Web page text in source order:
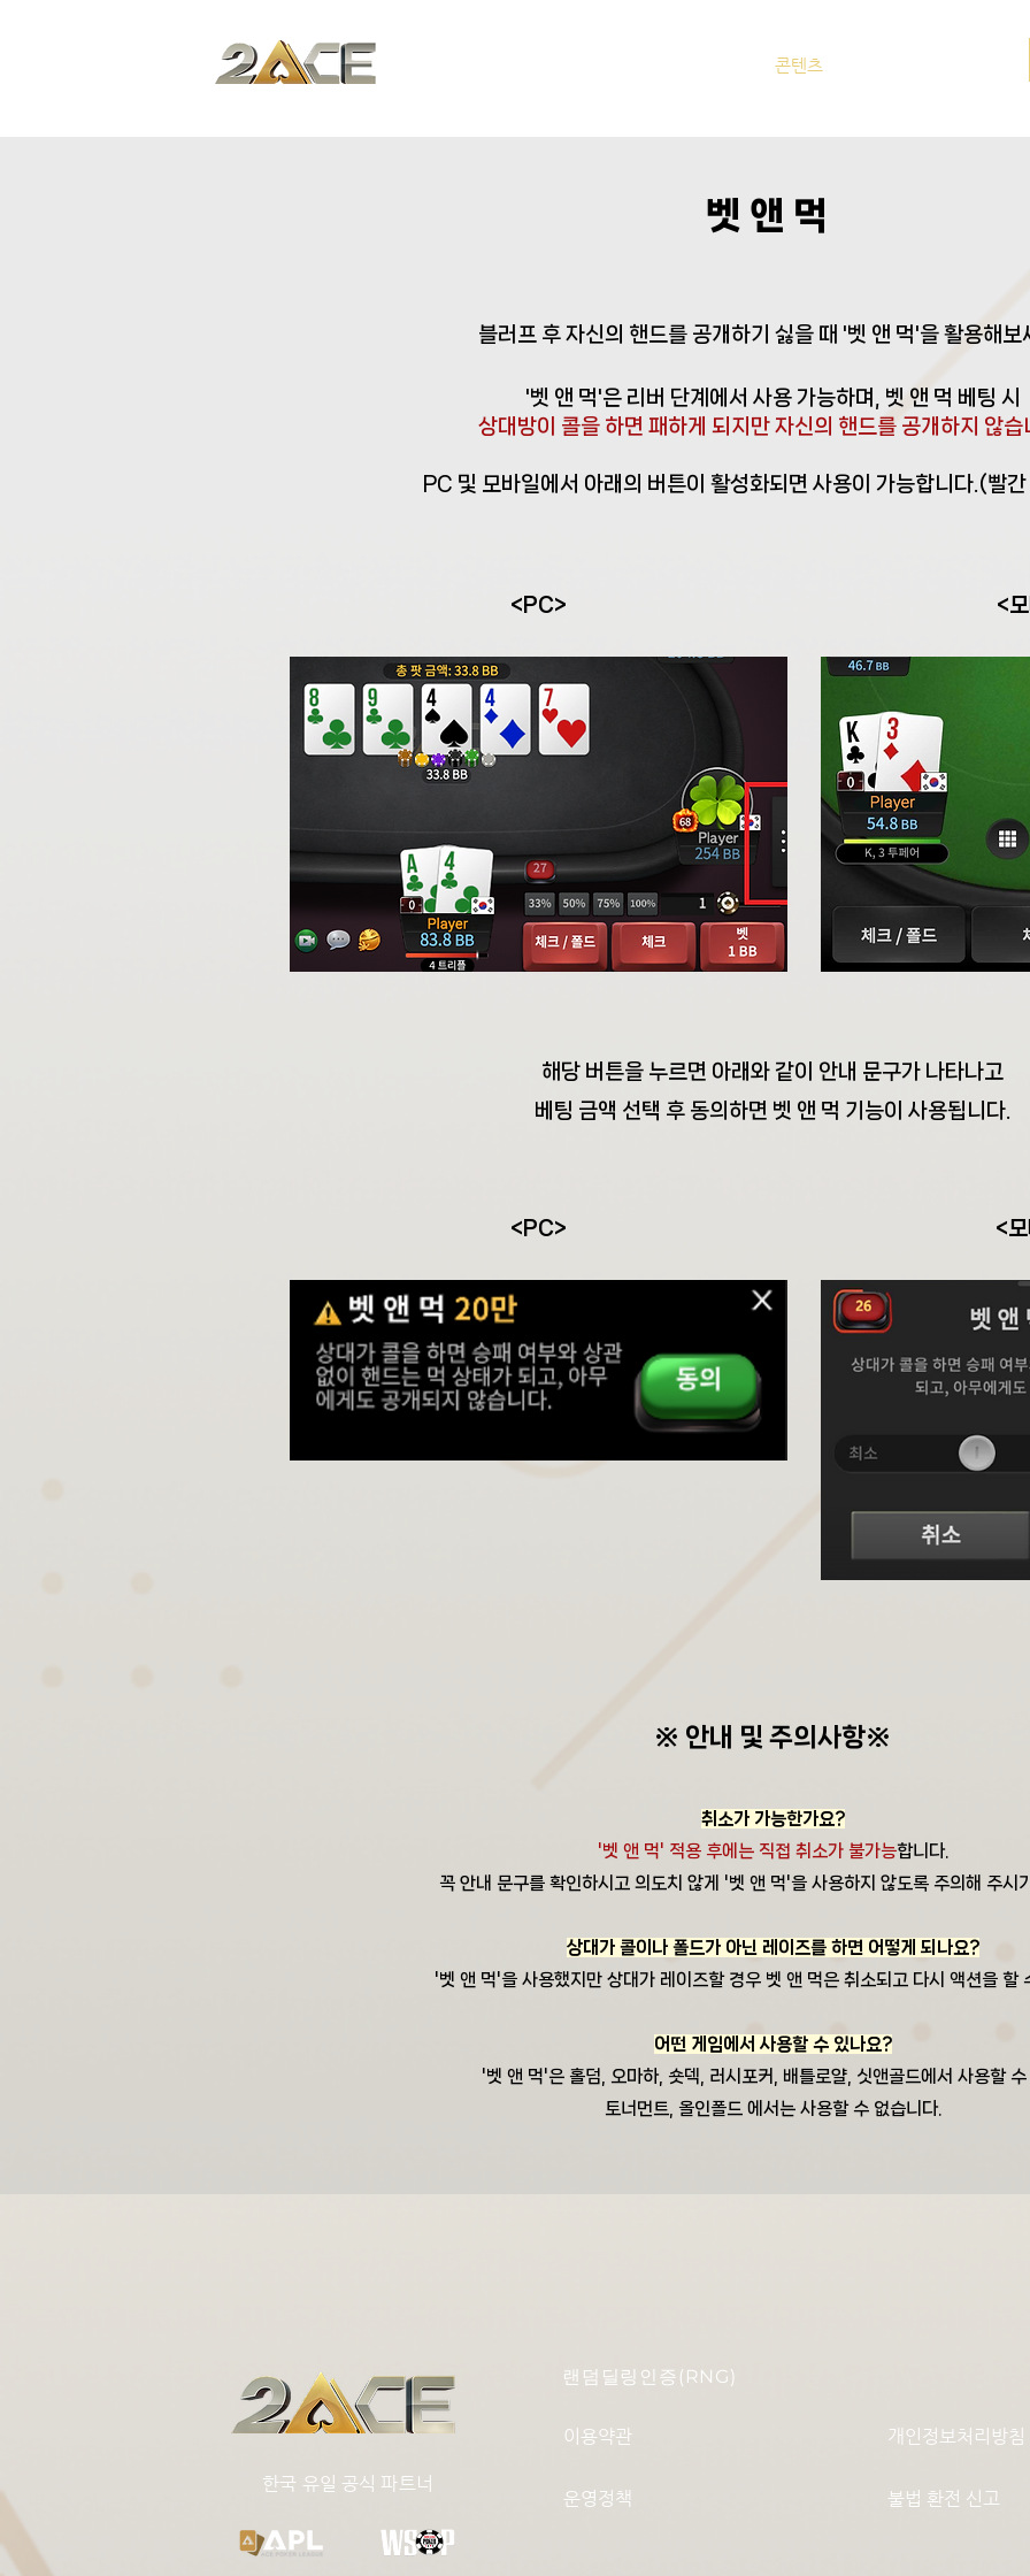
콘텐츠
​벳 앤 먹
블러프 후 자신의 핸드를 공개하기 싫을 때 '벳 앤 먹'을 활용해보
'벳 앤 먹'은 리버 단계에서 사용 가능하며, 벳 앤 먹 베팅 시
상대방이 콜을 하면 패하게 되지만 자신의 핸드를 공개하지 않습
PC 및 모바일에서 아래의 버튼이 활성화되면 사용이 가능합니다.(빨
<PC> ​<
해당 버튼을 누르면 아래와 같이 안내 문구가 나타나고
베팅 금액 선택 후 동의하면 벳 앤 먹 기능이 사용됩니다.
<PC> ​<
※ 안내 및 주의사항※
취소가 가능한가요?
'벳 앤 먹' 적용 후에는 직접 취소가 불가능합니다.
꼭 안내 문구를 확인하시고 의도치 않게 '벳 앤 먹'을 사용하지 않도록 주의해 주시
상대가 콜이나 폴드가 아닌 레이즈를 하면 어떻게 되나요?
'벳 앤 먹'을 사용했지만 상대가 레이즈할 경우 벳 앤 먹은 취소되고 다시 액션을 할
어떤 게임에서 사용할 수 있나요?
'벳 앤 먹'은 홀덤, 오마하, 숏덱, 러시포커, 배틀로얄, 싯앤골드에서 사용할
토너먼트, 올인폴드 에서는 사용할 수 없습니다.
​한국 유일 공식 파트너
랜덤딜링인증(RNG)
이용약관
운영정책
개인정보처리방침
불법 환전 신고